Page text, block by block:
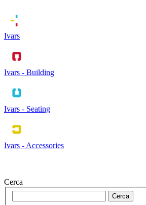
Ivars
Ivars - Building
Ivars - Seating
Ivars - Accessories
Cerca